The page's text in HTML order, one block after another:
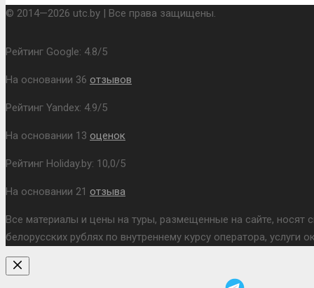
© 2014—2026 utc.by | Все права защищены.
Рейтинг Google: 4.8/5
На основании 36 отзывов
Рейтинг Yandex: 4.9/5
На основании 13 оценок
Рейтинг Holiday.by: 10,0/5
На основании 21 отзыва
Все материалы и цены на туры, размещенные на сайте, носят
белорусских рублях по внутреннему курсу оператора,